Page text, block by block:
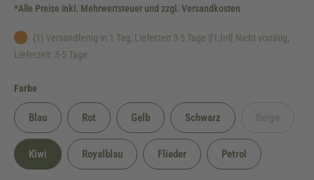
*Alle Preise inkl. Mehrwertsteuer und zzgl. Versandkosten
{1} Versandfertig in 1 Tag, Lieferzeit 3-5 Tage |]1,Inf[ Nicht vorrätig,
Lieferzeit: 3-5 Tage
Farbe
Blau Rot Gelb Schwarz
Kiwi Royalblau Flieder Petrol